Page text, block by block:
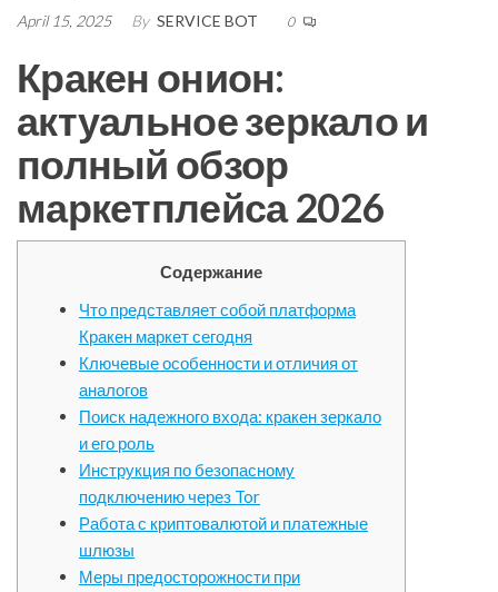
April 15, 2025 By SERVICE BOT 0
Кракен онион:
актуальное зеркало и
полный обзор
маркетплейса 2026
Содержание
Что представляет собой платформа
Кракен маркет сегодня
Ключевые особенности и отличия от
аналогов
Поиск надежного входа: кракен зеркало
и его роль
Инструкция по безопасному
подключению через Tor
Работа с криптовалютой и платежные
шлюзы
Меры предосторожности при